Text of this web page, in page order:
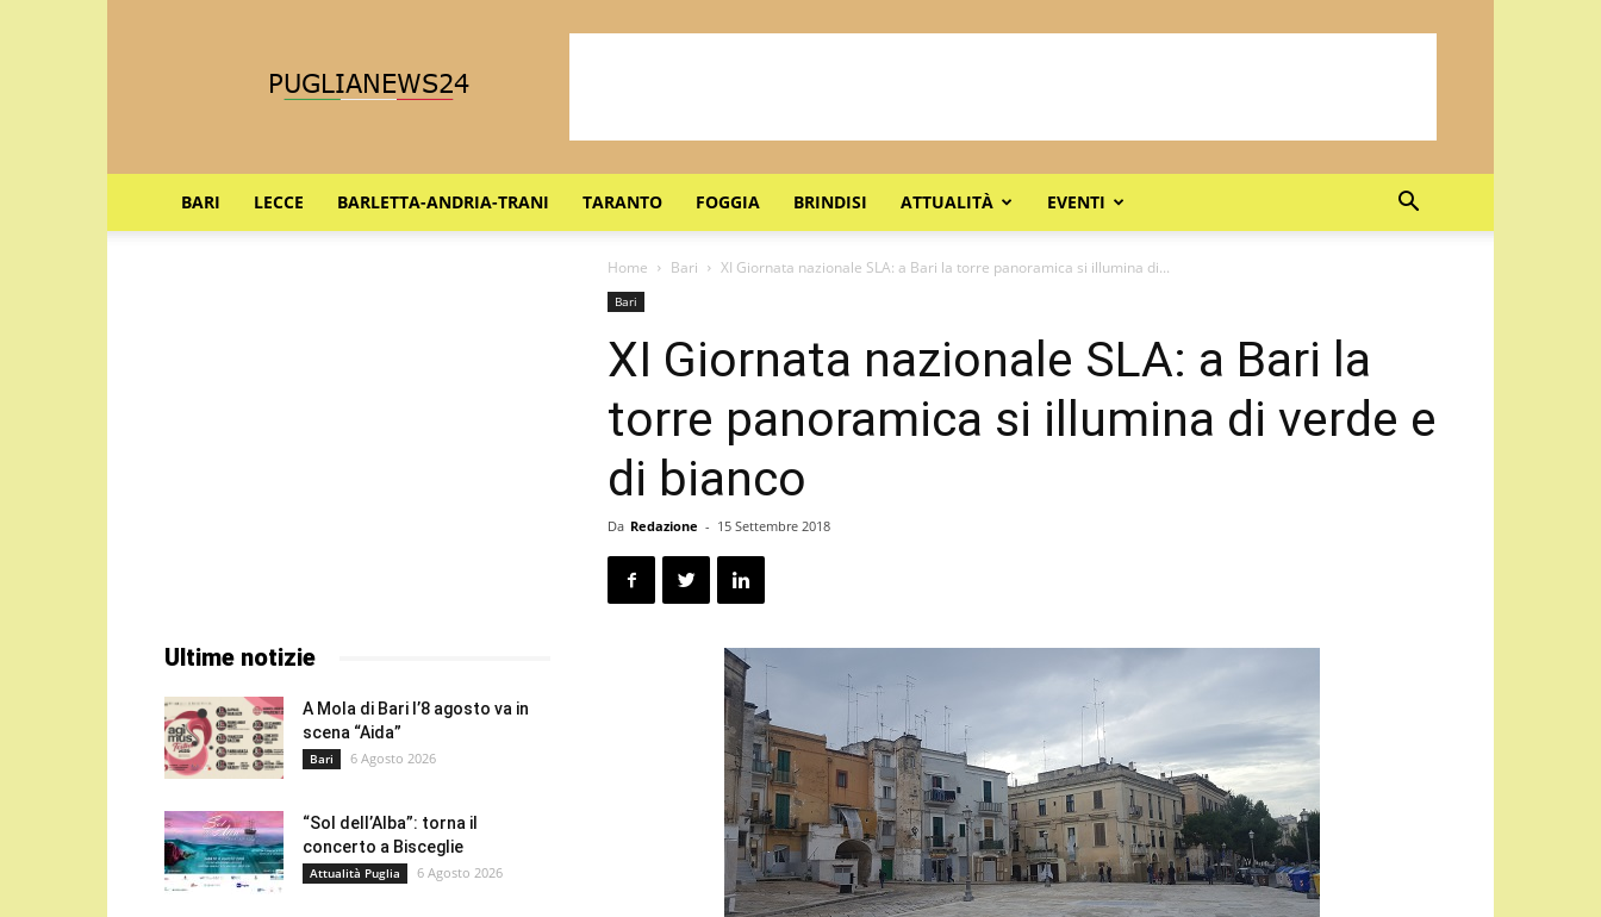
BARI LECCE BARLETTA-ANDRIA-TRANI TARANTO FOGGIA BRINDISI ATTUALITÀ EVENTI
Home Bari XI Giornata nazionale SLA: a Bari la torre panoramica si illumina di...
Bari
XI Giornata nazionale SLA: a Bari la
torre panoramica si illumina di verde e
di bianco
Da Redazione - 15 Settembre 2018
Ultime notizie
A Mola di Bari l’8 agosto va in
scena “Aida”
Bari 6 Agosto 2026
“Sol dell’Alba”: torna il
concerto a Bisceglie
Attualità Puglia 6 Agosto 2026